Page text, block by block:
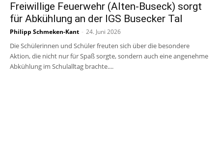
Freiwillige Feuerwehr (Alten-Buseck) sorgt
für Abkühlung an der IGS Busecker Tal
Philipp Schmeken-Kant - 24. Juni 2026
Die Schülerinnen und Schüler freuten sich über die besondere
Aktion, die nicht nur für Spaß sorgte, sondern auch eine angenehme
Abkühlung im Schulalltag brachte....